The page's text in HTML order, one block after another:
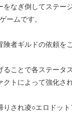
なぎ倒してステー
ームです。
者ギルドの依頼を
ことで各ステータ
トによって強化さ
され凌○エロドッ